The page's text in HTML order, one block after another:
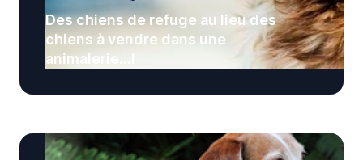
Des chiens de refuge au lieu des
chiens à vendre dans une
animalerie...!